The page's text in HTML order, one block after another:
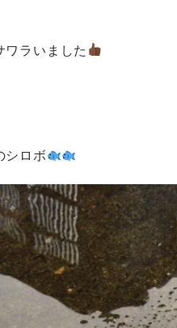
ワラいました
シロボ